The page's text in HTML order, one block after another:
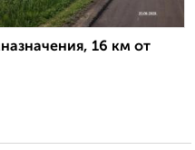
16 км от